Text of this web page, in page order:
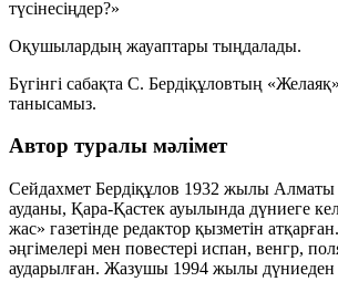
түсінесіңдер?»
Оқушылардың жауаптары тыңдалады.
Бүгінгі сабақта С. Бердіқұловтың «Желаяқ»
танысамыз.
Автор туралы мәлімет
Сейдахмет Бердіқұлов 1932 жылы
ауданы, Қара-Қастек ауылында дүниеге
жас» газетінде редактор қызметін
әңгімелері мен повестері испан, венгр,
аударылған. Жазушы 1994 жылы дүниеден